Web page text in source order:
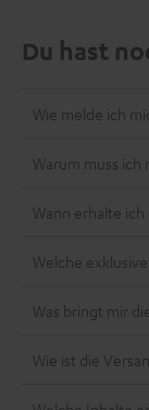
Du hast
Wie melde ich
Warum muss
Wann erhalte
Welche
Was bringt mir
Wie ist die